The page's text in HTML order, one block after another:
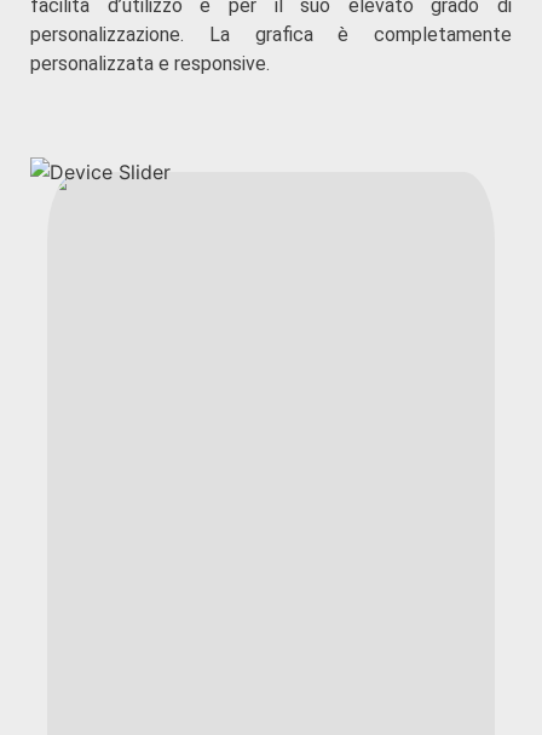
facilità d’utilizzo e per il suo elevato grado di
personalizzazione. La grafica è completamente
personalizzata e responsive.